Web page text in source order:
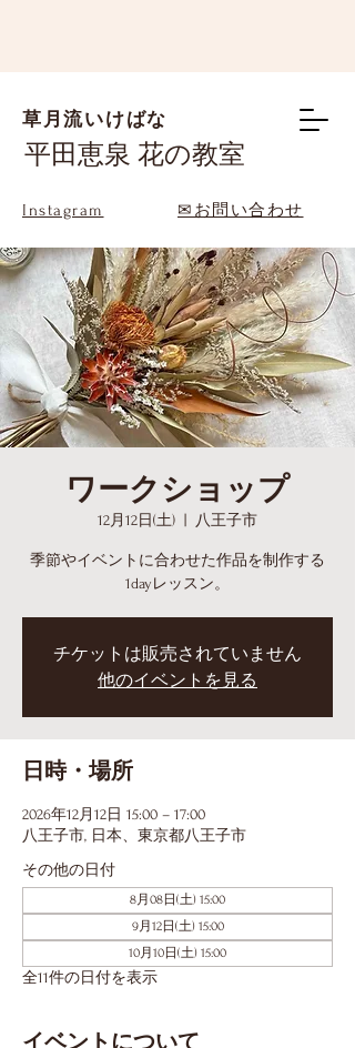
草月流いけばな
平田恵泉 花の教室
Instagram ✉お問い合わせ
ワークショップ
12月12日(土) 八王子市
季節やイベントに合わせた作品を制作する
1dayレッスン。
チケットは販売されていません
他のイベントを見る
日時・場所
2026年12月12日 15:00 – 17:00
八王子市, 日本、東京都八王子市
その他の日付
8月08日(土) 15:00
9月12日(土) 15:00
10月10日(土) 15:00
全11件の日付を表示
イベントについて